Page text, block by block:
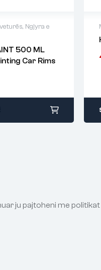
, Ngjyra e
500 ML
Car Rims
ju pajtoheni me